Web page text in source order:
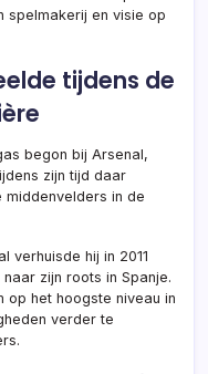
spelmakerij en visie op
tijdens de
begon bij Arsenal,
zijn tijd daar
in de
verhuisde hij in 2011
zijn roots in Spanje.
op het hoogste niveau in
verder te